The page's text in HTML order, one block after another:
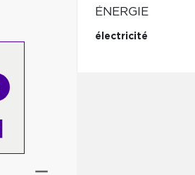
ÉNERGIE
électricité